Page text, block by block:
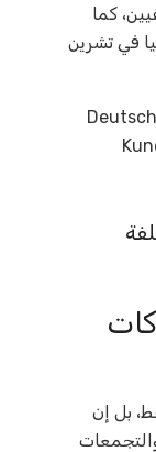
كما
في تشرين
بل إن